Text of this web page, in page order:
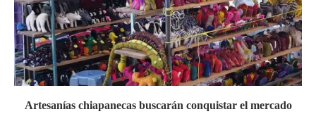
Artesanías chiapanecas buscarán conquistar el mercado